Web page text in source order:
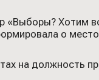
«Выборы? Хотим
о
на должность